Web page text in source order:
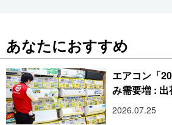
あなたにおすすめ
エアコン「
み需要増 :
2026.07.25